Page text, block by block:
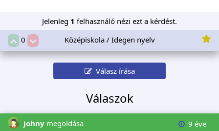
Jelenleg 1 felhasználó nézi ezt a kérdést.
0
Középiskola / Idegen nyelv
Válasz írása
Válaszok
johny megoldása 9 éve